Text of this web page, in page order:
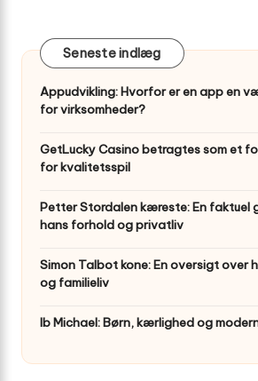
Seneste indlæg
Appudvikling: Hvorfor er en app en
for virksomheder?
GetLucky Casino betragtes som et
for kvalitetsspil
Petter Stordalen kæreste: En faktuel
hans forhold og privatliv
Simon Talbot kone: En oversigt over
og familieliv
Ib Michael: Børn, kærlighed og